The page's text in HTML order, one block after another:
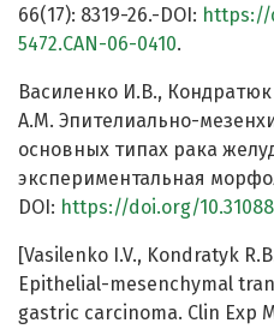
66(17): 8319-26.-DOI: https://
5472.CAN-06-0410.
Василенко И.В.,
А.М. Эпителиально-
основных типах рака
экспериментальная
DOI: https://doi.org/10.31088/
[Vasilenko I.V., Kondratyk
Epithelial-mesenchymal
gastric carcinoma. Clin Exp